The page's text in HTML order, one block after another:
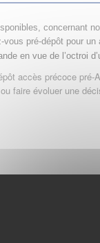
concernant
pré-dépôt pour un
en vue de l’octroi
accès précoce pré-
faire évoluer une